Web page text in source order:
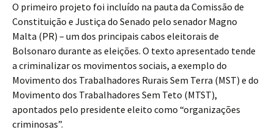
O primeiro projeto foi incluído na pauta da Comissão de
Constituição e Justiça do Senado pelo senador Magno
Malta (PR) – um dos principais cabos eleitorais de
Bolsonaro durante as eleições. O texto apresentado tende
a criminalizar os movimentos sociais, a exemplo do
Movimento dos Trabalhadores Rurais Sem Terra (MST) e do
Movimento dos Trabalhadores Sem Teto (MTST),
apontados pelo presidente eleito como “organizações
criminosas”.